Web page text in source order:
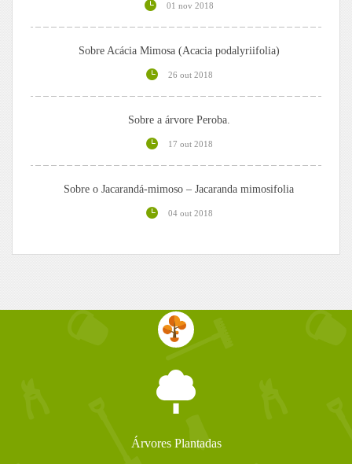
01 nov 2018
Sobre Acácia Mimosa (Acacia podalyriifolia)
26 out 2018
Sobre a árvore Peroba.
17 out 2018
Sobre o Jacarandá-mimoso – Jacaranda mimosifolia
04 out 2018
Árvores Plantadas